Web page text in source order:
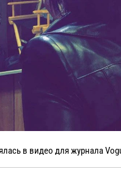
в видео для журнала